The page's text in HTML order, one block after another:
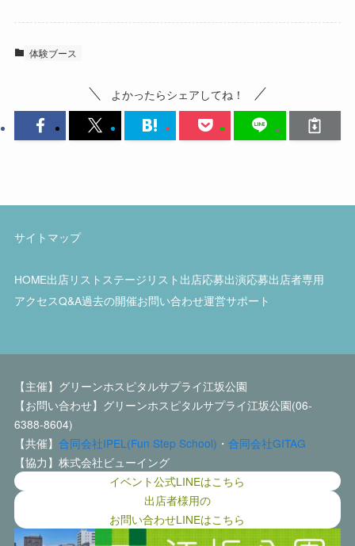
体験ブース
よかったらシェアしてね！
サイトマップ
HOME出店リスト ステージリスト 出店応募出演応募出店者専用
アクセスQ&A過去の開催お問い合わせ運営サポート
【主催】グリーンホスピタルサプライ江坂公園
【お問い合わせ】グリーンホスピタルサプライ江坂公園(06-
6388-8604)
【共催】 合同会社IPEL(Fun Step School) ・ 合同会社GITAG
【協力】株式会社ビューイング
イベント公式LINEはこちら
出店者様用の
お問い合わせLINEはこちら